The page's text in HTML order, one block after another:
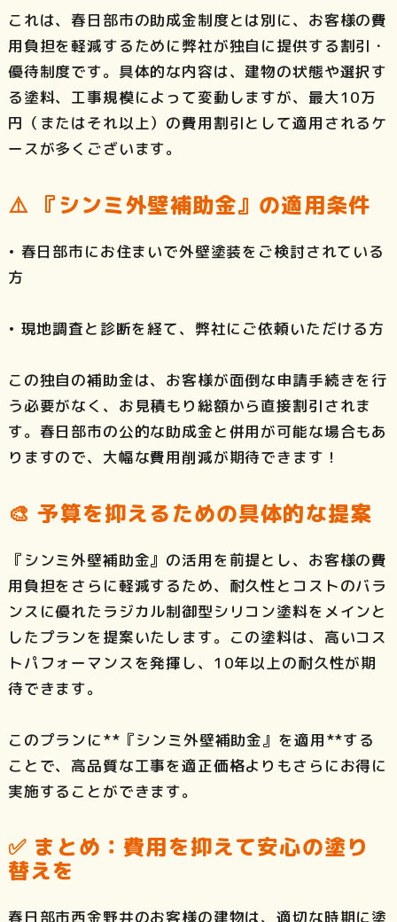
これは、春日部市の助成金制度とは別に、お客様の費
用負担を軽減するために弊社が独自に提供する割引・
優待制度です。具体的な内容は、建物の状態や選択す
る塗料、工事規模によって変動しますが、最大10万
円（またはそれ以上）の費用割引として適用されるケ
ースが多くございます。
⚠️ 『シンミ外壁補助金』の適用条件
• 春日部市にお住まいで外壁塗装をご検討されている
方
• 現地調査と診断を経て、弊社にご依頼いただける方
この独自の補助金は、お客様が面倒な申請手続きを行
う必要がなく、お見積もり総額から直接割引されま
す。春日部市の公的な助成金と併用が可能な場合もあ
りますので、大幅な費用削減が期待できます！
🎨 予算を抑えるための具体的な提案
『シンミ外壁補助金』の活用を前提とし、お客様の費
用負担をさらに軽減するため、耐久性とコストのバラ
ンスに優れたラジカル制御型シリコン塗料をメインと
したプランを提案いたします。この塗料は、高いコス
トパフォーマンスを発揮し、10年以上の耐久性が期
待できます。
このプランに**『シンミ外壁補助金』を適用**する
ことで、高品質な工事を適正価格よりもさらにお得に
実施することができます。
✅ まとめ：費用を抑えて安心の塗り
替えを
春日部市西金野井のお客様の建物は、適切な時期に塗